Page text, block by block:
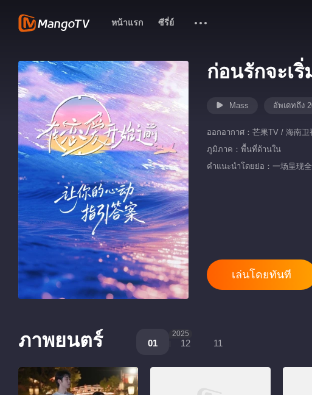
หน้าแรก ซีรี่ย์
ก่อนรักจะเ
Mass อัพเดทถึง
ออกอากาศ： 芒果TV / 海南卫
ภูมิภาค： พื้นที่ด้านใน
คำแนะนำโดยย่อ：一场呈现全
เล่นโดยทันที
ภาพยนตร์ 01 12
2025
11